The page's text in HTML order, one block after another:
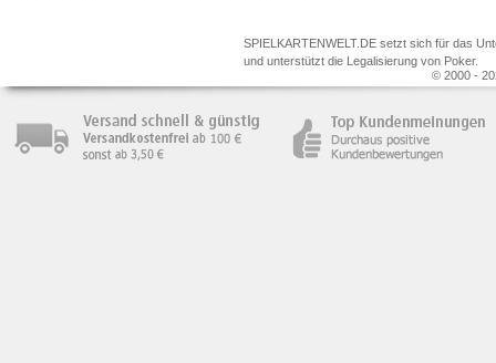
SPIELKARTENWELT.DE setzt sich für das
und unterstützt die Legalisierung von Poker.
© 2000 -